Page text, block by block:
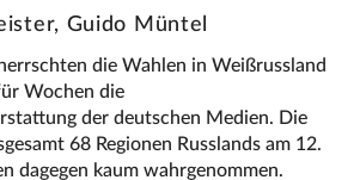
Guido Müntel
die Wahlen in Weißrussland
Wochen die
der deutschen Medien. Die
68 Regionen Russlands am 12.
dagegen kaum wahrgenommen.